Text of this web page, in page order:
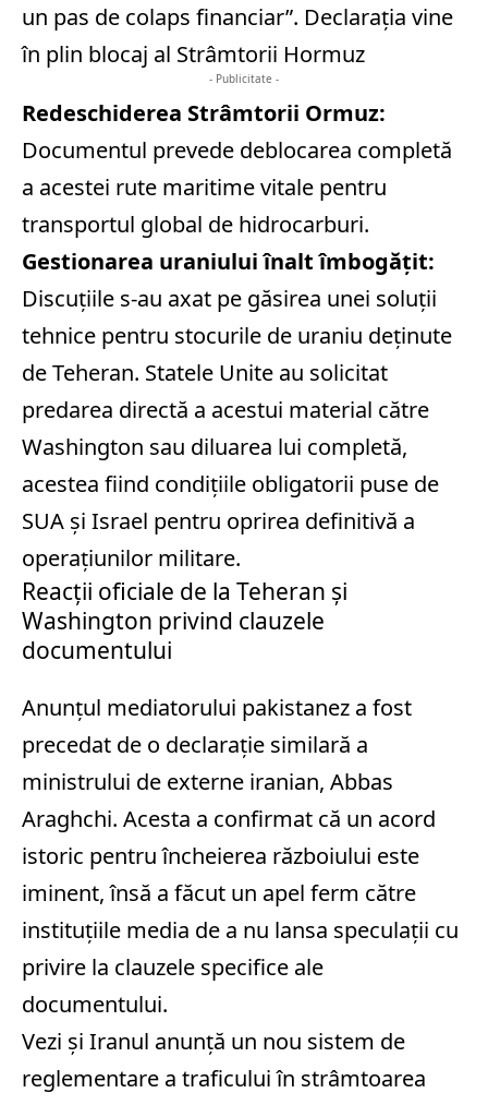
un pas de colaps financiar”. Declarația vine
în plin blocaj al Strâmtorii Hormuz
- Publicitate -
Redeschiderea Strâmtorii Ormuz:
Documentul prevede deblocarea completă
a acestei rute maritime vitale pentru
transportul global de hidrocarburi.
Gestionarea uraniului înalt îmbogățit:
Discuțiile s-au axat pe găsirea unei soluții
tehnice pentru stocurile de uraniu deținute
de Teheran. Statele Unite au solicitat
predarea directă a acestui material către
Washington sau diluarea lui completă,
acestea fiind condițiile obligatorii puse de
SUA și Israel pentru oprirea definitivă a
operațiunilor militare.
Reacții oficiale de la Teheran și
Washington privind clauzele
documentului
Anunțul mediatorului pakistanez a fost
precedat de o declarație similară a
ministrului de externe iranian, Abbas
Araghchi. Acesta a confirmat că un acord
istoric pentru încheierea războiului este
iminent, însă a făcut un apel ferm către
instituțiile media de a nu lansa speculații cu
privire la clauzele specifice ale
documentului.
Vezi și Iranul anunţă un nou sistem de
reglementare a traficului în strâmtoarea